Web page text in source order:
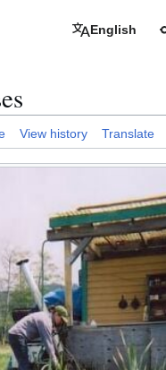
English
View history Translate